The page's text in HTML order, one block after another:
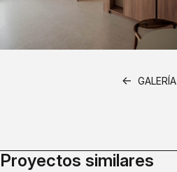
← GALERÍA
Proyectos similares